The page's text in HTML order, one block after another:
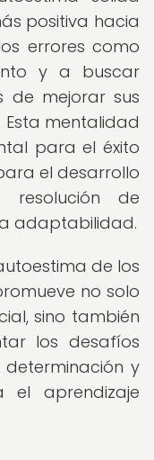
positiva hacia
errores como
y a buscar
de mejorar sus
mentalidad
para el éxito
el desarrollo
de
adaptabilidad.
de los
no solo
sino también
los desafíos
y
el aprendizaje